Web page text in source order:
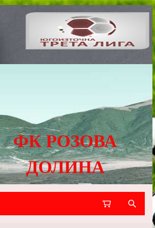
ФК РОЗОВА
ДОЛИНА